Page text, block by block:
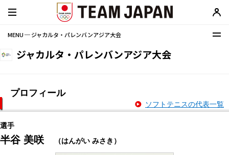
MENU ─ ジャカルタ・パレンバンアジア大会
ジャカルタ・パレンバンアジア大会
プロフィール
ソフトテニスの代表一覧
選手
半谷 美咲 （はんがい みさき）